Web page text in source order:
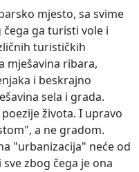
mjesto, sa svime
ga turisti vole i
turističkih
mješavina ribara,
i beskrajno
sela i grada.
života. I upravo
a ne gradom.
"urbanizacija" neće od
zbog čega je ona